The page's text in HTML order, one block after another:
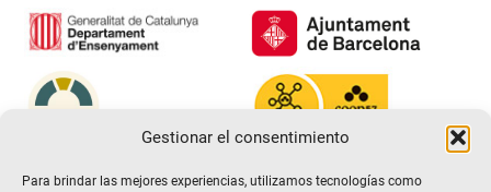
Gestionar el consentimiento
Para brindar las mejores experiencias, utilizamos tecnologías como